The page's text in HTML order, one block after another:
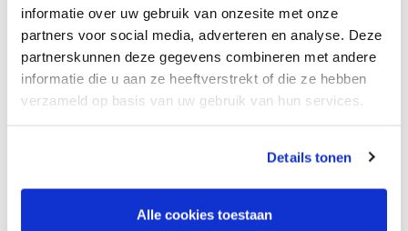
informatie over uw gebruik van onzesite met onze
partners voor social media, adverteren en analyse. Deze
partnerskunnen deze gegevens combineren met andere
informatie die u aan ze heeftverstrekt of die ze hebben
verzameld op basis van uw gebruik van hun services.
Details tonen
Alle cookies toestaan
NH Hotel
Stationsstraat 75
3811 MH, Amersfoort
Bekijk op kaart
K&J/NVO - 6 punten